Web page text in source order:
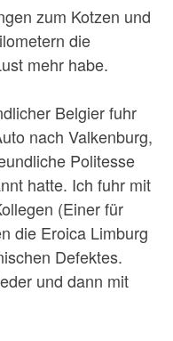
zum Kotzen und
die
mehr habe.
Belgier fuhr
nach Valkenburg,
Politesse
hatte. Ich fuhr mit
(Einer für
die Eroica Limburg
Defektes.
und dann mit